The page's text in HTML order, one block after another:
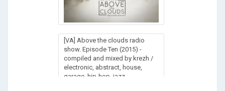
[VA] Above the clouds radio
show. Episode Ten (2015) -
compiled and mixed by krezh /
electronic, abstract, house,
garage, hip-hop, jazz